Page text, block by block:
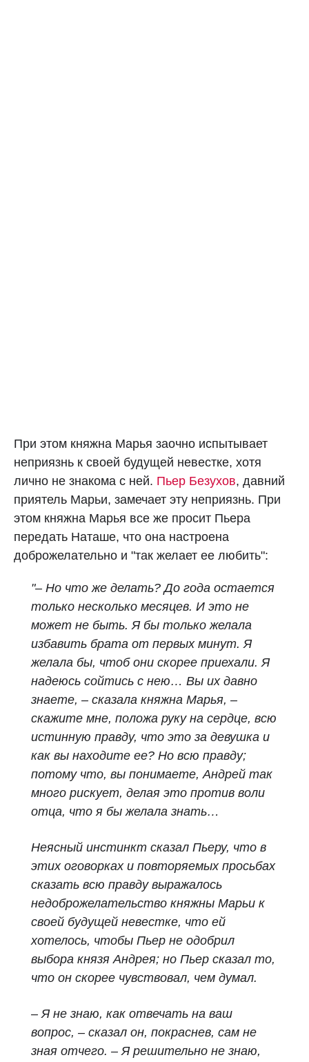
При этом княжна Марья заочно испытывает
неприязнь к своей будущей невестке, хотя
лично не знакома с ней. Пьер Безухов, давний
приятель Марьи, замечает эту неприязнь. При
этом княжна Марья все же просит Пьера
передать Наташе, что она настроена
доброжелательно и "так желает ее любить":
"– Но что же делать? До года остается
только несколько месяцев. И это не
может не быть. Я бы только желала
избавить брата от первых минут. Я
желала бы, чтоб они скорее приехали. Я
надеюсь сойтись с нею… Вы их давно
знаете, – сказала княжна Марья, –
скажите мне, положа руку на сердце, всю
истинную правду, что это за девушка и
как вы находите ее? Но всю правду;
потому что, вы понимаете, Андрей так
много рискует, делая это против воли
отца, что я бы желала знать…
Неясный инстинкт сказал Пьеру, что в
этих оговорках и повторяемых просьбах
сказать всю правду выражалось
недоброжелательство княжны Марьи к
своей будущей невестке, что ей
хотелось, чтобы Пьер не одобрил
выбора князя Андрея; но Пьер сказал то,
что он скорее чувствовал, чем думал.
– Я не знаю, как отвечать на ваш
вопрос, – сказал он, покраснев, сам не
зная отчего. – Я решительно не знаю,